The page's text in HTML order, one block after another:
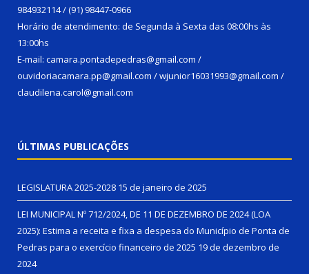
984932114 / (91) 98447-0966
Horário de atendimento: de Segunda à Sexta das 08:00hs às
13:00hs
E-mail: camara.pontadepedras@gmail.com /
ouvidoriacamara.pp@gmail.com / wjunior16031993@gmail.com /
claudilena.carol@gmail.com
ÚLTIMAS PUBLICAÇÕES
LEGISLATURA 2025-2028 15 de janeiro de 2025
LEI MUNICIPAL Nº 712/2024, DE 11 DE DEZEMBRO DE 2024 (LOA
2025): Estima a receita e fixa a despesa do Município de Ponta de
Pedras para o exercício financeiro de 2025 19 de dezembro de
2024